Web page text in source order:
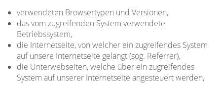
verwendeten Browsertypen und Versionen,
das vom zugreifenden System verwendete
Betriebssystem,
die Internetseite, von welcher ein zugreifendes System
auf unsere Internetseite gelangt (sog. Referrer),
die Unterwebseiten, welche über ein zugreifendes
System auf unserer Internetseite angesteuert werden,